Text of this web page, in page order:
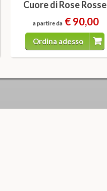
Cuore di Rose Rosse
a partire da € 90,00
Ordina adesso